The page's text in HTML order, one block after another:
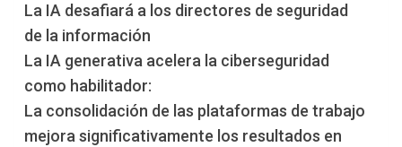
La IA desafiará a los directores de seguridad
de la información
La IA generativa acelera la ciberseguridad
como habilitador:
La consolidación de las plataformas de trabajo
mejora significativamente los resultados en